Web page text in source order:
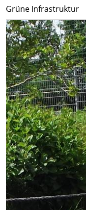
Grüne Infrastruktur